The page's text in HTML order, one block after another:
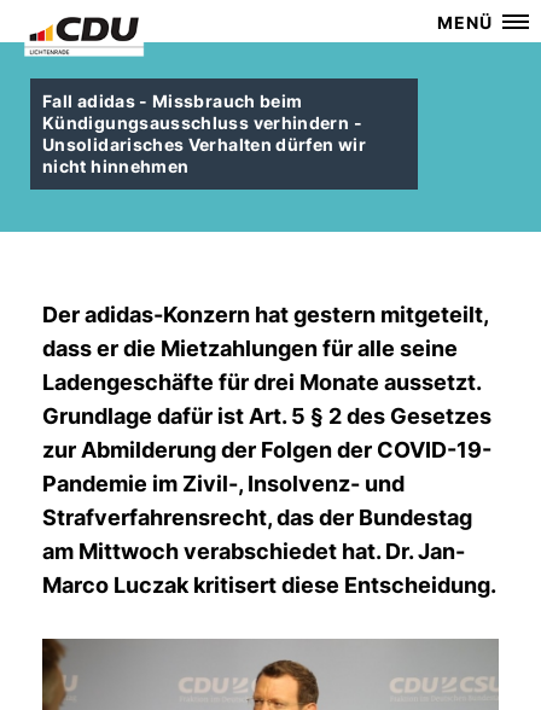
MENÜ
Fall adidas - Missbrauch beim
Kündigungsausschluss verhindern -
Unsolidarisches Verhalten dürfen wir
nicht hinnehmen
Der adidas-Konzern hat gestern mitgeteilt,
dass er die Mietzahlungen für alle seine
Ladengeschäfte für drei Monate aussetzt.
Grundlage dafür ist Art. 5 § 2 des Gesetzes
zur Abmilderung der Folgen der COVID-19-
Pandemie im Zivil-, Insolvenz- und
Strafverfahrensrecht, das der Bundestag
am Mittwoch verabschiedet hat. Dr. Jan-
Marco Luczak kritisert diese Entscheidung.